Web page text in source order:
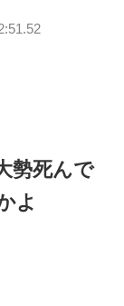
勢死んで
よ